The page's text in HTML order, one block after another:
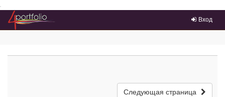
Преейти на главное меню
Вход
Следующая страница